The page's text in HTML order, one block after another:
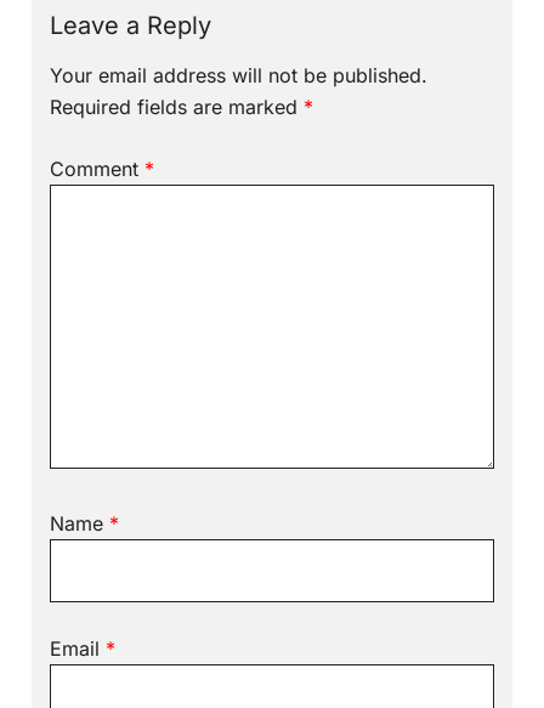
Leave a Reply
Your email address will not be published.
Required fields are marked *
Comment *
Name *
Email *